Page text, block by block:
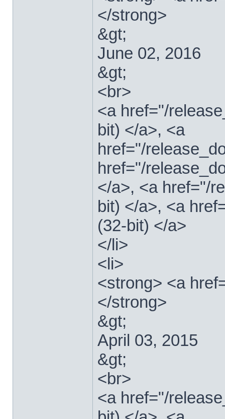
</strong>
&gt;
June 02, 2016
&gt;
<br>
<a href="/
bit) </a>, <a
href="/
href="/
</a>, <a href="/
bit) </a>, <a
(32-bit) </a>
</li>
<li>
<strong> <a
</strong>
&gt;
April 03, 2015
&gt;
<br>
<a href="/